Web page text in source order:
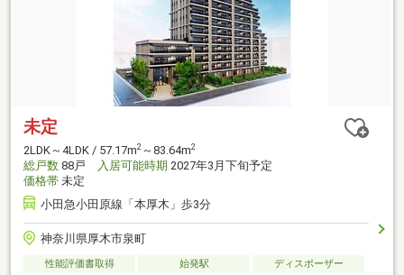
未定
2LDK～4LDK / 57.17m2 ～83.64m2
総戸数 88戸 入居可能時期 2027年3月下旬予定
価格帯 未定
小田急小田原線「本厚木」歩3分
神奈川県厚木市泉町
性能評価書取得 始発駅 ディスポーザー